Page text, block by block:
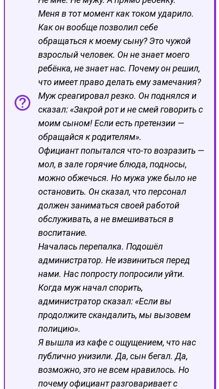
Меня в тот момент как током ударило.
Как он вообще позволил себе
обращаться к моему сыну? Это чужой
взрослый человек. Он не знает моего
ребёнка, не знает нас. Почему он решил,
что имеет право делать ему замечания?
Муж среагировал резко. Он поднялся и
сказал: «Закрой рот и не смей говорить с
моим сыном! Если есть претензии —
обращайся к родителям».
Официант попытался что-то возразить —
мол, в зале горячие блюда, подносы,
можно обжечься. Но мужа уже было не
остановить. Он сказал, что персонал
должен заниматься своей работой
обслуживать, а не вмешиваться в
воспитание.
Началась перепалка. Подошёл
администратор. Не извиниться перед
нами. Нас попросту попросили уйти.
Когда муж начал спорить,
администратор сказал: «Если вы
продолжите скандалить, мы вызовем
полицию».
Я вышла из кафе с ощущением, что нас
публично унизили. Да, сын бегал. Да,
возможно, это не всем нравилось. Но
почему официант разговаривает с